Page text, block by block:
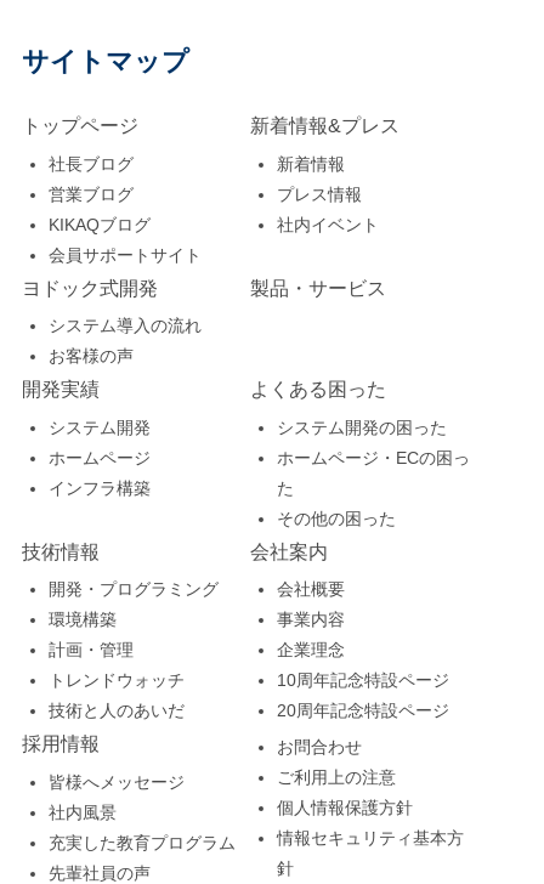
サイトマップ
トップページ
社長ブログ
営業ブログ
KIKAQブログ
会員サポートサイト
新着情報&プレス
新着情報
プレス情報
社内イベント
ヨドック式開発
システム導入の流れ
お客様の声
製品・サービス
開発実績
システム開発
ホームページ
インフラ構築
よくある困った
システム開発の困った
ホームページ・ECの困っ
た
その他の困った
技術情報
開発・プログラミング
環境構築
計画・管理
トレンドウォッチ
技術と人のあいだ
会社案内
会社概要
事業内容
企業理念
10周年記念特設ページ
20周年記念特設ページ
採用情報
皆様へメッセージ
社内風景
充実した教育プログラム
先輩社員の声
お問合わせ
ご利用上の注意
個人情報保護方針
情報セキュリティ基本方
針